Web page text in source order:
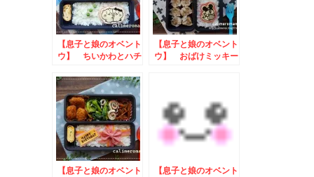
【息子と娘のオベント
ウ】 ちいかわとハチ
【息子と娘のオベント
ウ】 おばけミッキー
【息子と娘のオベント
【息子と娘のオベント